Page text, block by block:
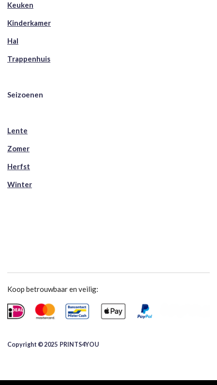
Keuken
Kinderkamer
Hal
Trappenhuis
Seizoenen
Lente
Zomer
Herfst
Winter
Koop betrouwbaar en veilig:
Copyright © 2025 ​PRINTS4YOU